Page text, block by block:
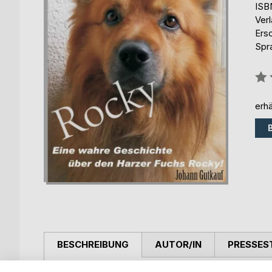
BESCHREIBUNG AUTOR/IN